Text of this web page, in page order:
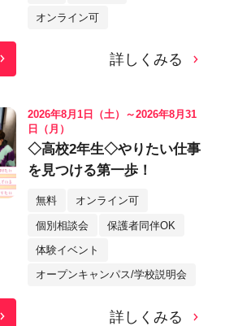
オンライン可
詳しくみる
2026年8月1日（土）～2026年8月31
日（月）
◇高校2年生◇やりたい仕事
を見つける第一歩！
無料 オンライン可
個別相談会 保護者同伴OK
体験イベント
オープンキャンパス/学校説明会
詳しくみる